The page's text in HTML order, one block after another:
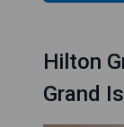
Hilton
Grand